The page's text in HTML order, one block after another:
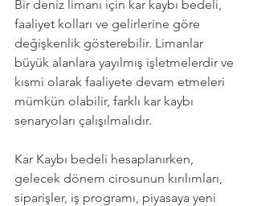
Bir deniz limanı için kar kaybı bedeli,
faaliyet kolları ve gelirlerine göre
değişkenlik gösterebilir. Limanlar
büyük alanlara yayılmış işletmelerdir ve
kısmi olarak faaliyete devam etmeleri
mümkün olabilir, farklı kar kaybı
senaryoları çalışılmalıdır.
Kar Kaybı bedeli hesaplanırken,
gelecek dönem cirosunun kırılımları,
siparişler, iş programı, piyasaya yeni